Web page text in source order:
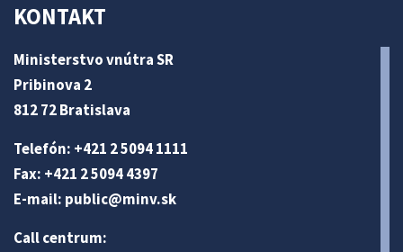
KONTAKT
Ministerstvo vnútra SR
Pribinova 2
812 72 Bratislava
Telefón: +421 2 5094 1111
Fax: +421 2 5094 4397
E-mail: public@minv.sk
Call centrum: